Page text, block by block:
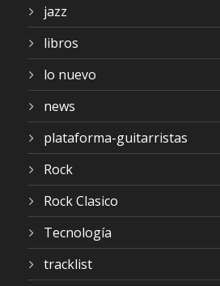
jazz
libros
lo nuevo
news
plataforma-guitarristas
Rock
Rock Clasico
Tecnología
tracklist